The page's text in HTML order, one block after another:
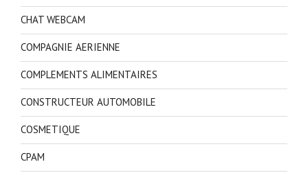
CHAT WEBCAM
COMPAGNIE AERIENNE
COMPLEMENTS ALIMENTAIRES
CONSTRUCTEUR AUTOMOBILE
COSMETIQUE
CPAM